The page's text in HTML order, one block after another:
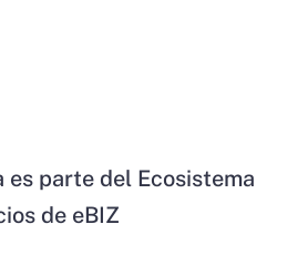
es parte del Ecosistema
de eBIZ